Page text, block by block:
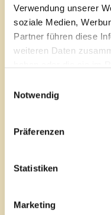
Verwendung unserer
soziale Medien,
Partner führen diese
weiteren Daten
Notwendig
Präferenzen
Statistiken
Marketing
Stadttunnel
03.03.2025 | Arbeiten
laufen an.
Heute Abend
Faschingskomitee